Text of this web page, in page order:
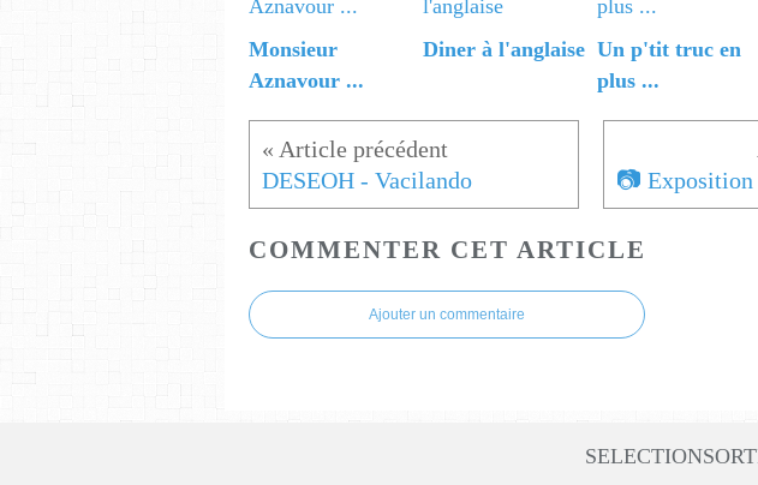
Monsieur
Aznavour ...
Diner à l'anglaise Un p'tit truc en
plus ...
DESEOH - Vacilando
COMMENTER CET ARTICLE
Ajouter un commentaire